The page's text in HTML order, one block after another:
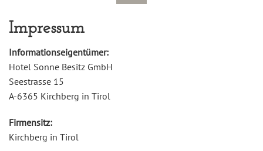
Impressum
Informationseigentümer:
Hotel Sonne Besitz GmbH
Seestrasse 15
A-6365 Kirchberg in Tirol
Firmensitz:
Kirchberg in Tirol